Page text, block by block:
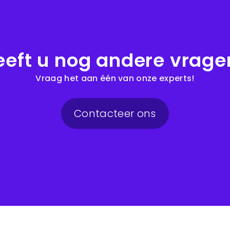
u nog andere
Vraag het aan één van onze experts!
Contacteer ons